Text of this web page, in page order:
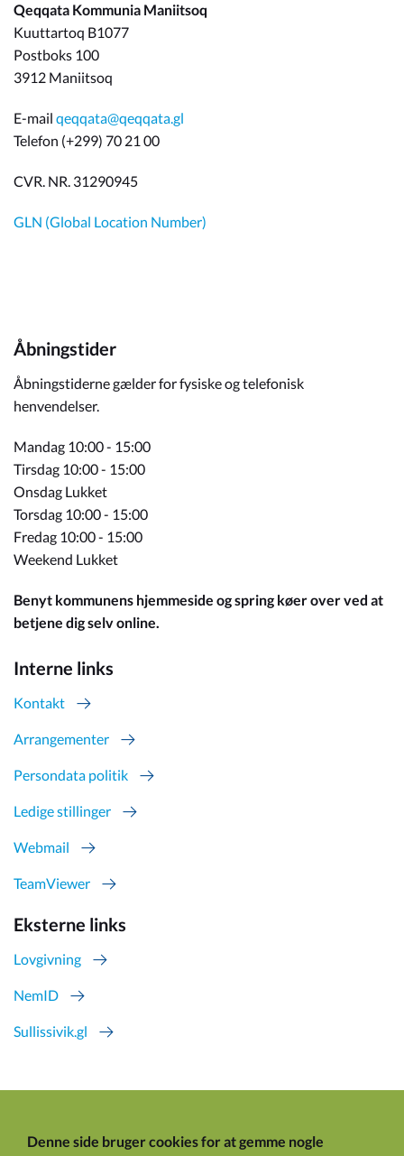
Qeqqata Kommunia Maniitsoq
Kuuttartoq B1077
Postboks 100
3912 Maniitsoq
E-mail qeqqata@qeqqata.gl
Telefon (+299) 70 21 00
CVR. NR. 31290945
GLN (Global Location Number)
Åbningstider
Åbningstiderne gælder for fysiske og telefonisk
henvendelser.
Mandag 10:00 - 15:00
Tirsdag 10:00 - 15:00
Onsdag Lukket
Torsdag 10:00 - 15:00
Fredag 10:00 - 15:00
Weekend Lukket
Benyt kommunens hjemmeside og spring køer over ved at
betjene dig selv online.
Interne links
Kontakt
Arrangementer
Persondata politik
Ledige stillinger
Webmail
TeamViewer
Eksterne links
Lovgivning
NemID
Sullissivik.gl
Denne side bruger cookies for at gemme nogle